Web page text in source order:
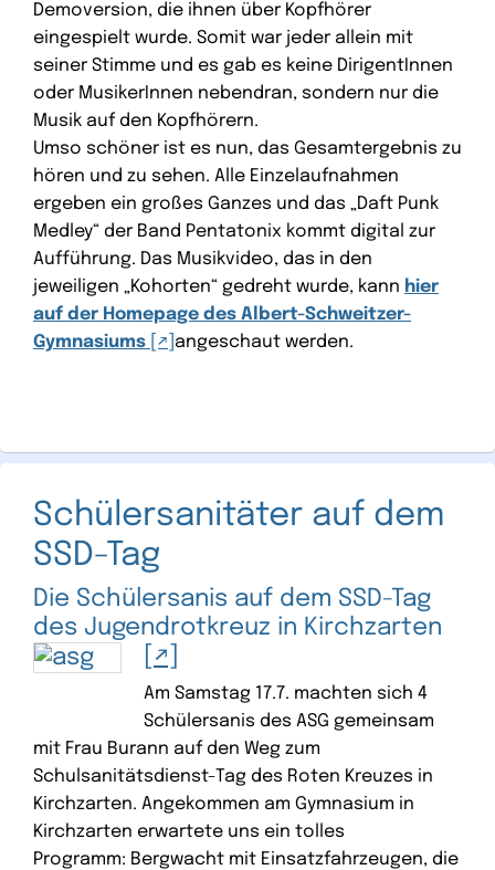
Demoversion, die ihnen über Kopfhörer
eingespielt wurde. Somit war jeder allein mit
seiner Stimme und es gab es keine DirigentInnen
oder MusikerInnen nebendran, sondern nur die
Musik auf den Kopfhörern.
Umso schöner ist es nun, das Gesamtergebnis zu
hören und zu sehen. Alle Einzelaufnahmen
ergeben ein großes Ganzes und das „Daft Punk
Medley“ der Band Pentatonix kommt digital zur
Aufführung. Das Musikvideo, das in den
jeweiligen „Kohorten“ gedreht wurde, kann hier
auf der Homepage des Albert-Schweitzer-
Gymnasiums
angeschaut werden.
Schülersanitäter auf dem
SSD-Tag
Die Schülersanis auf dem SSD-Tag
des Jugendrotkreuz in Kirchzarten
Am Samstag 17.7. machten sich 4
Schülersanis des ASG gemeinsam
mit Frau Burann auf den Weg zum
Schulsanitätsdienst-Tag des Roten Kreuzes in
Kirchzarten. Angekommen am Gymnasium in
Kirchzarten erwartete uns ein tolles
Programm: Bergwacht mit Einsatzfahrzeugen, die